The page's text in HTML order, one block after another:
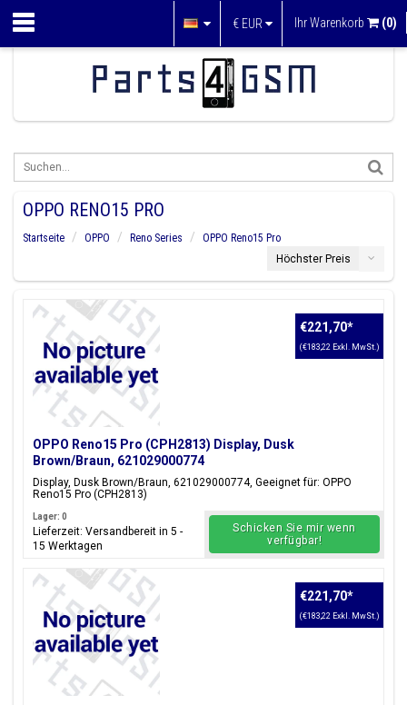
€ EUR Ihr Warenkorb (0)
OPPO RENO15 PRO
Startseite OPPO Reno Series
OPPO Reno15 Pro
Höchster Preis
OPPO Reno15 Pro (CPH2813) Display, Dusk
Brown/Braun, 621029000774
Display, Dusk Brown/Braun, 621029000774, Geeignet für: OPPO
Reno15 Pro (CPH2813)
€221,70*
(€183,22 Exkl. MwSt.)
Lager: 0
Lieferzeit: Versandbereit in 5 -
15 Werktagen
Schicken Sie mir wenn
verfügbar!
€221,70*
(€183,22 Exkl. MwSt.)